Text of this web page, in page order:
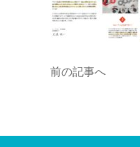
前の記事へ